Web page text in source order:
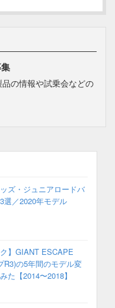
の情報や試乗会などの
ッズ・ジュニアロードバ
選／2020年モデル
ク】GIANT ESCAPE
R3)の5年間のモデル変
た【2014〜2018】